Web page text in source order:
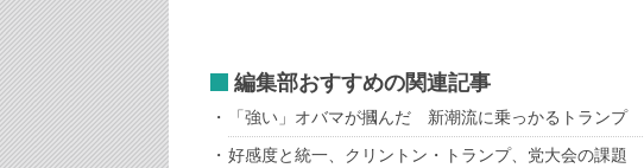
編集部おすすめの関連記事
「強い」オバマが摑んだ 新潮流に乗っかるトランプ
好感度と統一、クリントン・トランプ、党大会の課題